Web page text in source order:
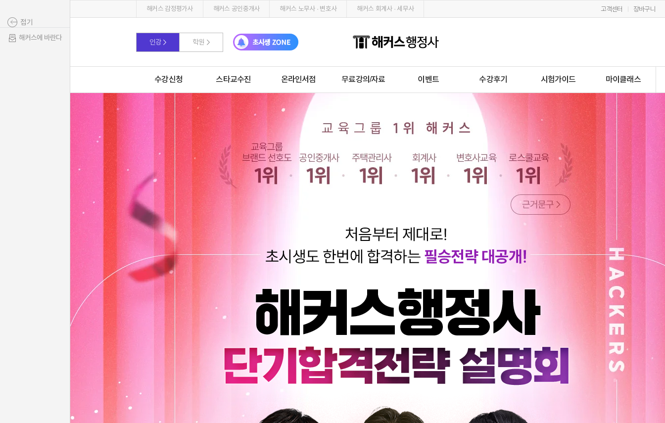
해커스 감정평가사 해커스 공인중개사 해커스 노무사 · 변호사 해커스 회계사 · 세무사 고객센터 장바구니
인강 학원
수강신청 스타교수진 온라인서점 무료강의/자료 이벤트 수강후기 시험가이드 마이클래스
접기
해커스에 바란다